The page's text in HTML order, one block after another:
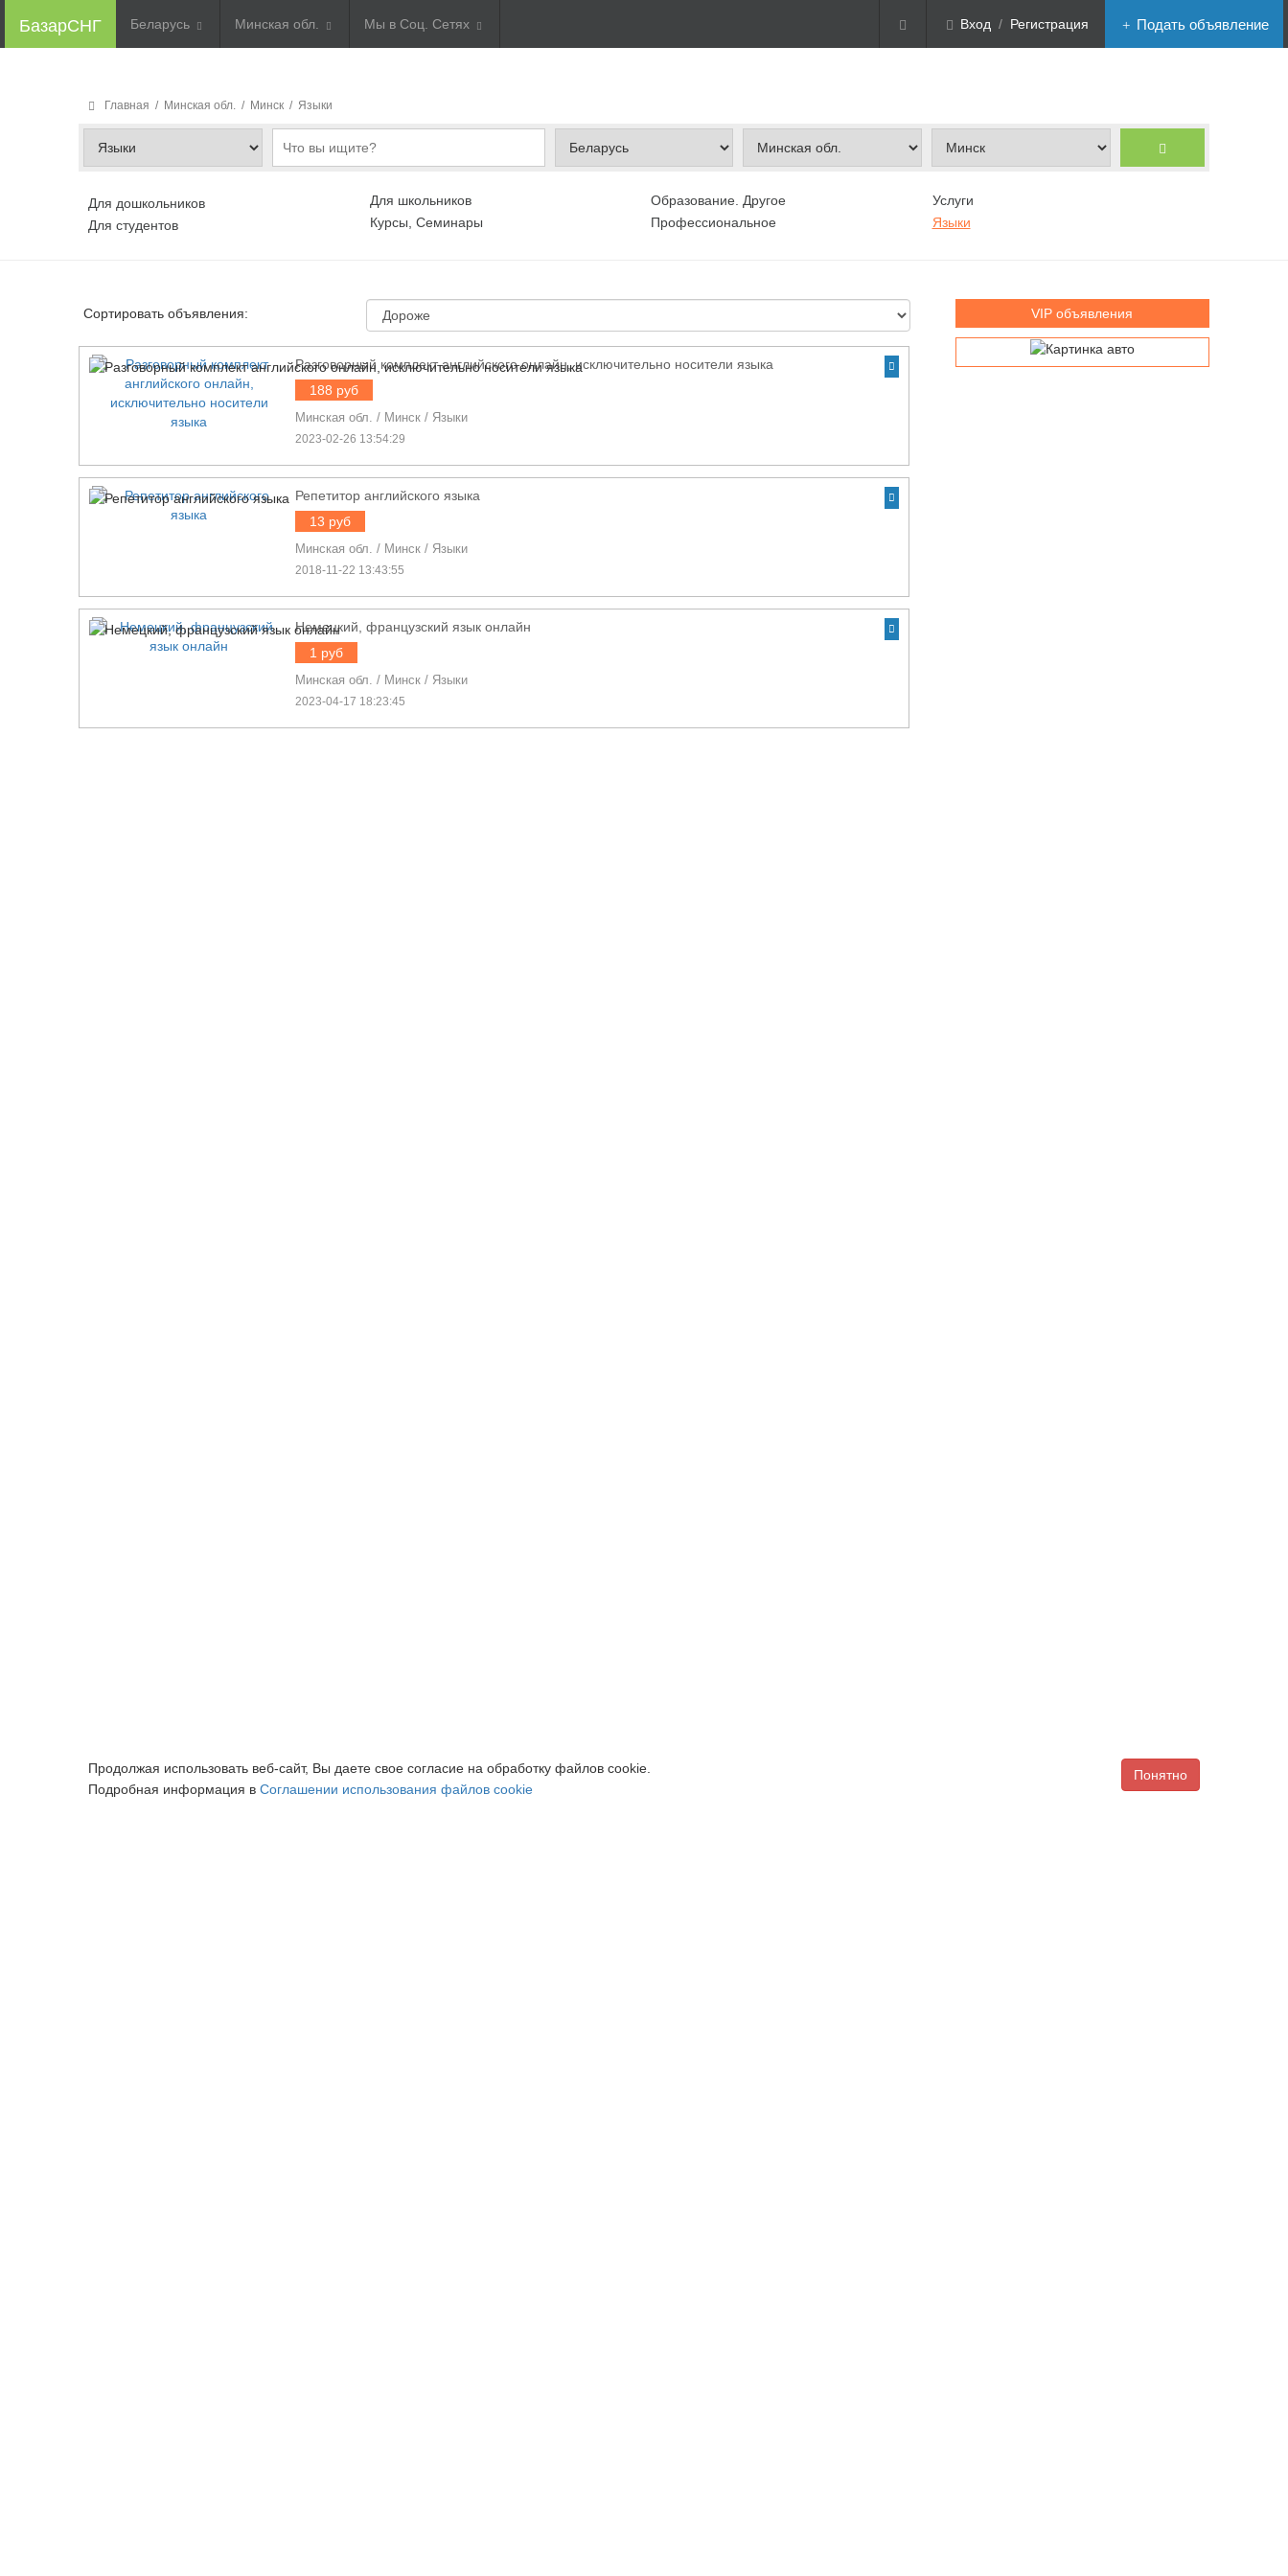
БазарСНГ Беларусь Минская обл. Мы в Соц. Сетях Вход / Регистрация Подать объявление
Главная / Минская обл. / Минск / Языки
Для дошкольников
Для студентов
Для школьников
Курсы, Семинары
Образование. Другое
Профессиональное
Услуги
Языки
Сортировать объявления:
Разговорный комплект английского онлайн, исключительно носители языка
188 руб
Минская обл. / Минск / Языки
2023-02-26 13:54:29
Репетитор английского языка
13 руб
Минская обл. / Минск / Языки
2018-11-22 13:43:55
Немецкий, французский язык онлайн
1 руб
Минская обл. / Минск / Языки
2023-04-17 18:23:45
VIP объявления
Продолжая использовать веб-сайт, Вы даете свое согласие на обработку файлов cookie.
Подробная информация в Соглашении использования файлов cookie
Понятно